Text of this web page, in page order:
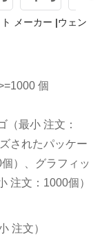
メーカー |ウェン
個
（最小 注文：
されたパッケー
）、グラフィッ
注文：1000個）
注文）